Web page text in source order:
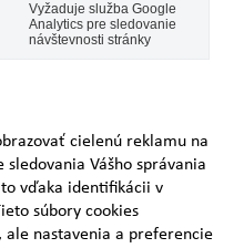
Vyžaduje služba Google
Analytics pre sledovanie
návštevnosti stránky
cielenú reklamu na
Vášho správania
vďaka identifikácii v
súbory cookies
nastavenia a preferencie